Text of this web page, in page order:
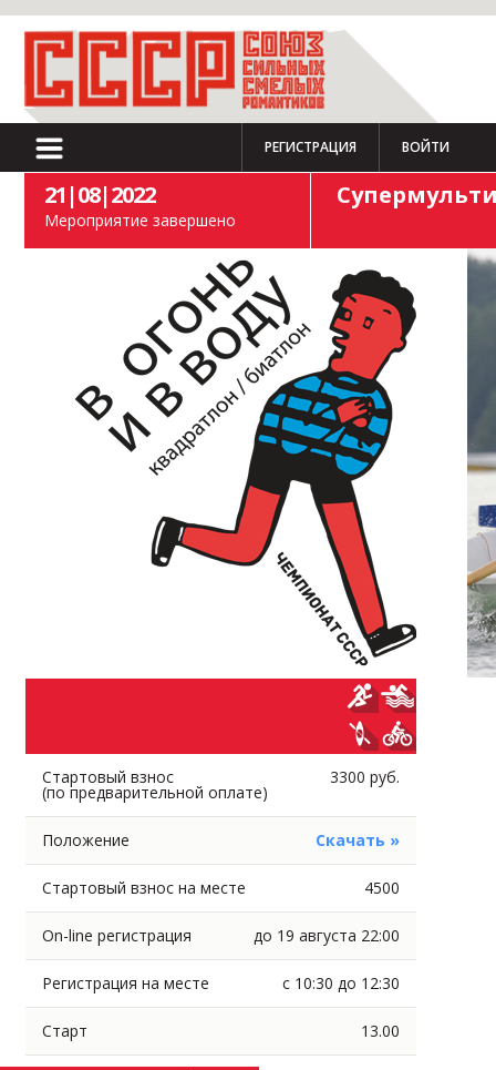
РЕГИСТРАЦИЯ ВОЙТИ
21|08|2022
Мероприятие завершено
Стартовый взнос
(по предварительной оплате)
3300 руб.
Положение Скачать »
Стартовый взнос на месте 4500
On-line регистрация до 19 августа 22:00
Регистрация на месте с 10:30 до 12:30
Старт 13.00